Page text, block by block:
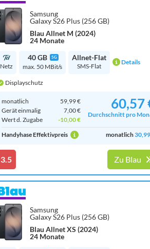
Samsung
Galaxy S26 Plus (256 GB)
Blau Allnet M (2024)
24 Monate
Netz
40 GB 5G
max. 50 MBit/s
Allnet-Flat
SMS-Flat Details
Displayschutz
monatlich
59,99 €
Gerät einmalig
7,00 €
Wert d. Zugabe
-10,00 €
60,57
Durchschnitt pro
Handyhase Effektivpreis monatlich
3.5 Zu Blau
Samsung
Galaxy S26 Plus (256 GB)
Blau Allnet XS (2024)
24 Monate